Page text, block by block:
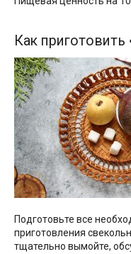
Как
Подготовьте все
приготовления
тщательно вымойте,